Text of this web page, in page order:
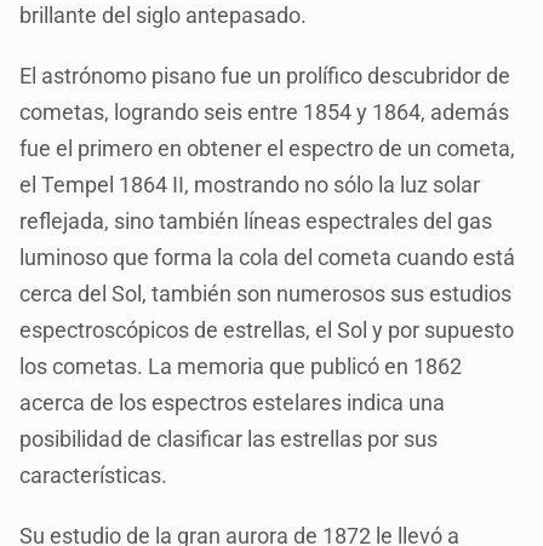
brillante del siglo antepasado.
El astrónomo pisano fue un prolífico descubridor de
cometas, logrando seis entre 1854 y 1864, además
fue el primero en obtener el espectro de un cometa,
el Tempel 1864 II, mostrando no sólo la luz solar
reflejada, sino también líneas espectrales del gas
luminoso que forma la cola del cometa cuando está
cerca del Sol, también son numerosos sus estudios
espectroscópicos de estrellas, el Sol y por supuesto
los cometas. La memoria que publicó en 1862
acerca de los espectros estelares indica una
posibilidad de clasificar las estrellas por sus
características.
Su estudio de la gran aurora de 1872 le llevó a